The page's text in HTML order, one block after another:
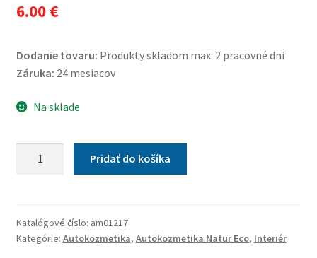
6.00 €
Dodanie tovaru: Produkty skladom max. 2 pracovné dni
Záruka: 24 mesiacov
Na sklade
ECO
500ml
Pridať do košíka
Katalógové číslo: am01217
Kategórie: Autokozmetika, Autokozmetika Natur Eco, Interiér